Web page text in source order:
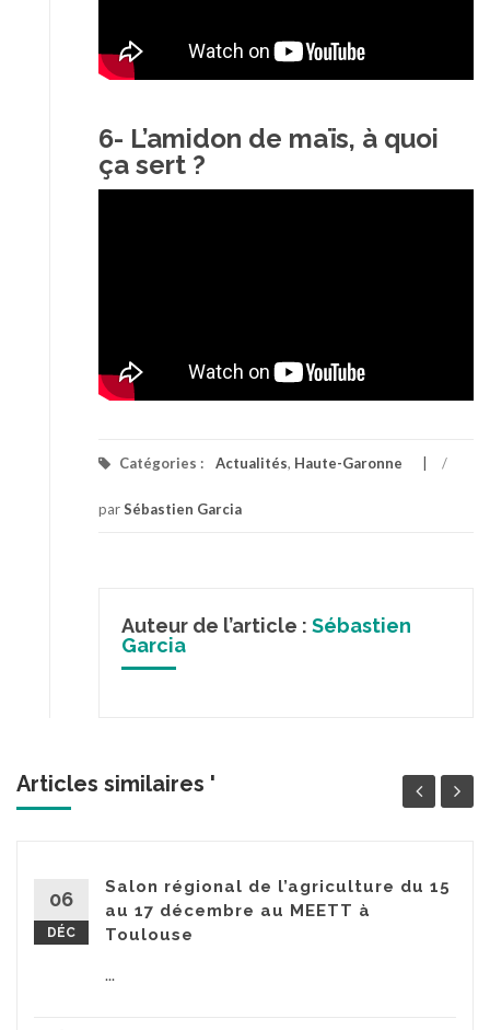
6- L’amidon de maïs, à quoi
ça sert ?
Catégories : Actualités, Haute-Garonne /
parSébastien Garcia
Auteur de l’article : Sébastien
Garcia
Articles similaires '
06
DÉC
Salon régional de l’agriculture du 15
au 17 décembre au MEETT à
Toulouse
...